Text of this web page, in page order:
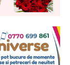
2de 2